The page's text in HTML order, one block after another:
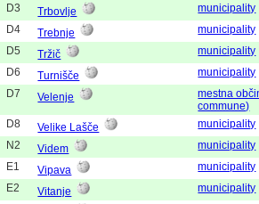
D3 Trbovlje municipality
D4 Trebnje municipality
D5 Tržič municipality
D6 Turnišče municipality
D7 Velenje
mestna
commune)
D8 Velike Lašče municipality
N2 Videm municipality
E1 Vipava municipality
E2 Vitanje
municipality